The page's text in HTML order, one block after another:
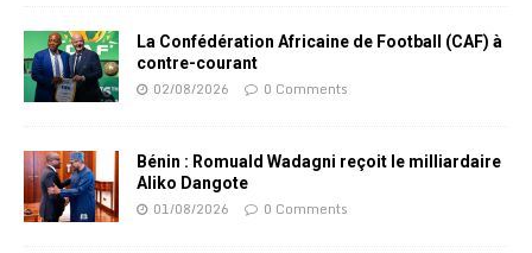
La Confédération Africaine de Football (CAF) à
contre-courant
02/08/2026 0 Comments
Bénin : Romuald Wadagni reçoit le milliardaire
Aliko Dangote
01/08/2026 0 Comments